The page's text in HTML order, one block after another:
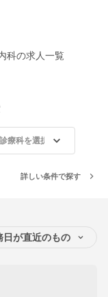
科の求人一覧
診療科を選択
詳しい条件で探す
日が直近のもの